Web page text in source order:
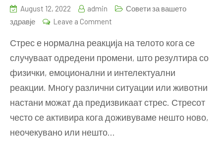
August 12, 2022 admin
Совети за вашето
здравје
Leave a Comment
е
стрес?
Како
да
стресот!
Стрес е нормална реакција на телото кога се
случуваат одредени промени, што резултира со
физички, емоционални и интелектуални
реакции. Многу различни ситуации или животни
настани можат да предизвикаат стрес. Стресот
често се активира кога доживуваме нешто ново,
неочекувано или нешто…